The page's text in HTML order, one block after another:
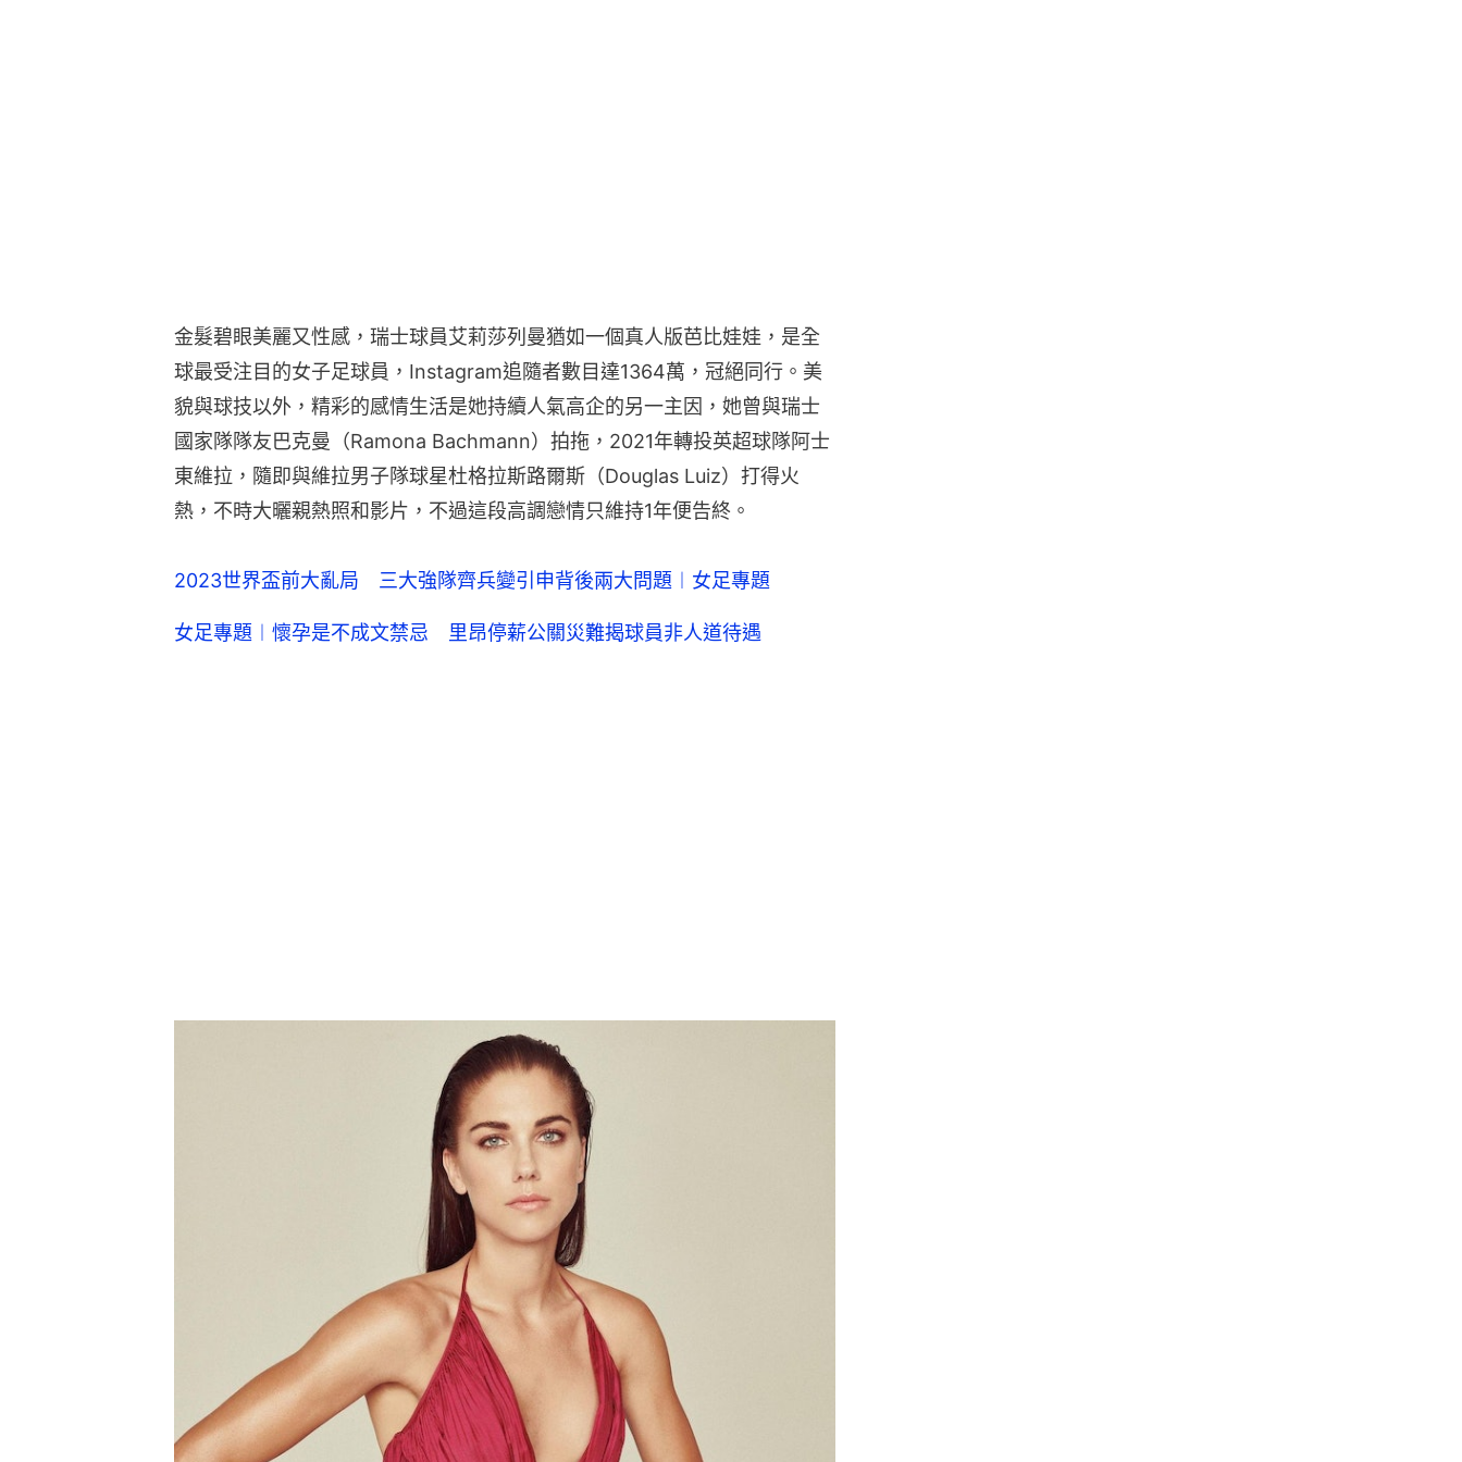
金髮碧眼美麗又性感，瑞士球員艾莉莎列曼猶如一個真人版芭比娃娃，是全
球最受注目的女子足球員，Instagram追隨者數目達1364萬，冠絕同行。美
貌與球技以外，精彩的感情生活是她持續人氣高企的另一主因，她曾與瑞士
國家隊隊友巴克曼（Ramona Bachmann）拍拖，2021年轉投英超球隊阿士
東維拉，隨即與維拉男子隊球星杜格拉斯路爾斯（Douglas Luiz）打得火
熱，不時大曬親熱照和影片，不過這段高調戀情只維持1年便告終。
2023世界盃前大亂局 三大強隊齊兵變引申背後兩大問題︱女足專題
女足專題︱懷孕是不成文禁忌 里昂停薪公關災難揭球員非人道待遇